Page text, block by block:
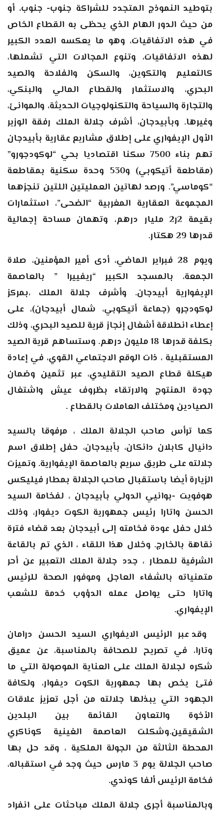
بتوطيد النموذج المتجدد للشراكة جنوب- جنوب، أو
من حيث الدور الهام الذي يحظى به القطاع الخاص
في هذه الاتفاقيات، وهو ما يعكسه العدد الكبير
لهذه الاتفاقيات، وتنوع المجالات التي تشملها،
كالتعليم والتكوين، والسكن والفلاحة والصيد
البحري، والاستثمار والقطاع المالي والبنكي،
والتجارة والسياحة والتكنولوجيات الحديثة، والموانئ،
وغيرها. وبأبيدجان، أشرف جلالة الملك رفقة الوزير
الأول الإيفواري على إطلاق مشاريع عقارية بأبيدجان
تهم بناء 7500 سكنا اقتصاديا بحي “لوكودجورو”
(مقاطعة أتيكوبي) و530 وحدة سكنية بمقاطعة
“كوماسي”. ورصد لهاتين العمليتين اللتين تنجزهما
المجموعة العقارية المغربية “الضحى”، استثمارات
بقيمة 2ر2 مليار درهم، وتهمان مساحة إجمالية
قدرها 29 هكتار
.
ويوم 28 فبراير الماضي، أدى أمير المؤمنين، صلاة
الجمعة، بالمسجد الكبير “ريفييرا ” بالعاصمة
الإيفوارية أبيدجان. وأشرف جلالة الملك ،بمركز
لوكودجرو (جماعة أتيكوبي، شمال أبيدجان)، على
إعطاء انطلاقة أشغال إنجاز قرية للصيد البحري، وذلك
بكلفة قدرها 18 مليون درهم. وستساهم قرية الصيد
المستقبلية ، ذات الوقع الاجتماعي القوي، في إعادة
هيكلة قطاع الصيد التقليدي، عبر تثمين وضمان
جودة المنتوج والارتقاء بظروف عيش واشتغال
الصيادين ومختلف العاملات بالقطاع .
كما ترأس صاحب الجلالة الملك ، مرفوقا بالسيد
دانيال كابلان دانكان، بأبيدجان، حفل إطلاق اسم
جلالته على طريق سريع بالعاصمة الإيفوارية. وتميزت
الزيارة أيضا باستقبال صاحب الجلالة بمطار فيليكس
هوفويت -بوانيي الدولي بأبيدجان ، لفخامة السيد
الحسن واتارا رئيس جمهورية الكوت ديفوار، وذلك
خلال حفل عودة فخامته إلى أبيدجان بعد قضاء فترة
نقاهة بالخارج. وخلال هذا اللقاء ، الذي تم بالقاعة
الشرفية للمطار ، جدد جلالة الملك التعبير عن أحر
متمنياته بالشفاء العاجل وموفور الصحة للرئيس
واتارا حتى يواصل عمله الدؤوب خدمة للشعب
الإيفواري.
وقد عبر الرئيس الايفواري السيد الحسن درامان
وتارا، في تصريح للصحافة بالمناسبة، عن عميق
شكره لجلالة الملك على العناية الموصولة التي ما
فتئ يخص بها جمهورية الكوت ديفوار، ولكافة
الجهود التي يبذلها جلالته من أجل تعزيز علاقات
الأخوة والتعاون القائمة بين البلدين
الشقيقين.وشكلت العاصمة الغينية كوناكري
المحطة الثالثة من الجولة الملكية ، وقد حل بها
صاحب الجلالة يوم 3 مارس حيث وجد في استقباله،
فخامة الرئيس ألفا كوندي.
وبالمناسبة أجرى جلالة الملك مباحثات على انفراد